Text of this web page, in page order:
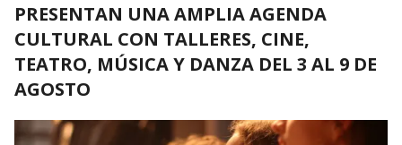
PRESENTAN UNA AMPLIA AGENDA
CULTURAL CON TALLERES, CINE,
TEATRO, MÚSICA Y DANZA DEL 3 AL 9 DE
AGOSTO